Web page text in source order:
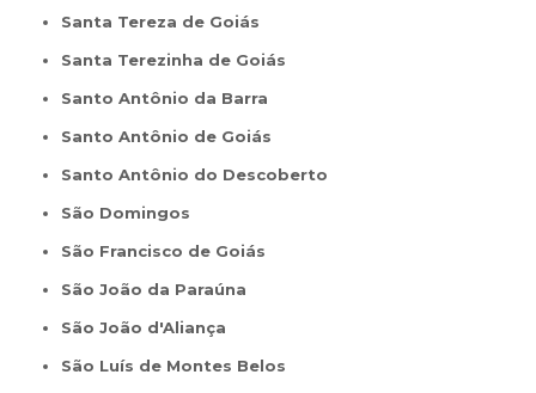
Santa Tereza de Goiás
Santa Terezinha de Goiás
Santo Antônio da Barra
Santo Antônio de Goiás
Santo Antônio do Descoberto
São Domingos
São Francisco de Goiás
São João da Paraúna
São João d'Aliança
São Luís de Montes Belos